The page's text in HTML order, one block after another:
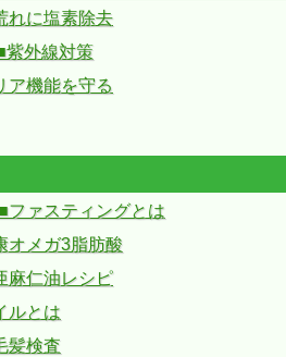
れに塩素除去
紫外線対策
ア機能を守る
■ファスティングとは
オメガ3脂肪酸
麻仁油レシピ
ルとは
髪検査